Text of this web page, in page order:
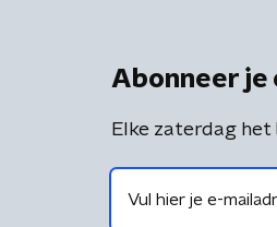
Abonneer je
Elke zaterdag het